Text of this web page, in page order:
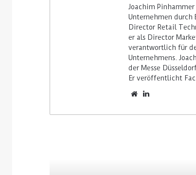
Joachim
Unternehmen durch
Director Retail
er als Director
verantwortlich für
Unternehmens.
der Messe
Er veröffentlicht